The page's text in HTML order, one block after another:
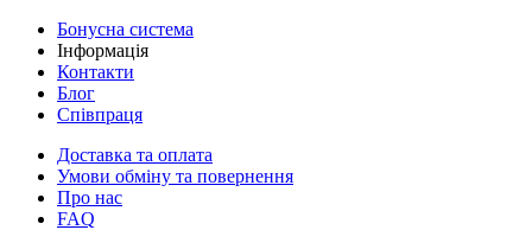
Бонусна система
Інформація
Контакти
Блог
Співпраця
Доставка та оплата
Умови обміну та повернення
Про нас
FAQ